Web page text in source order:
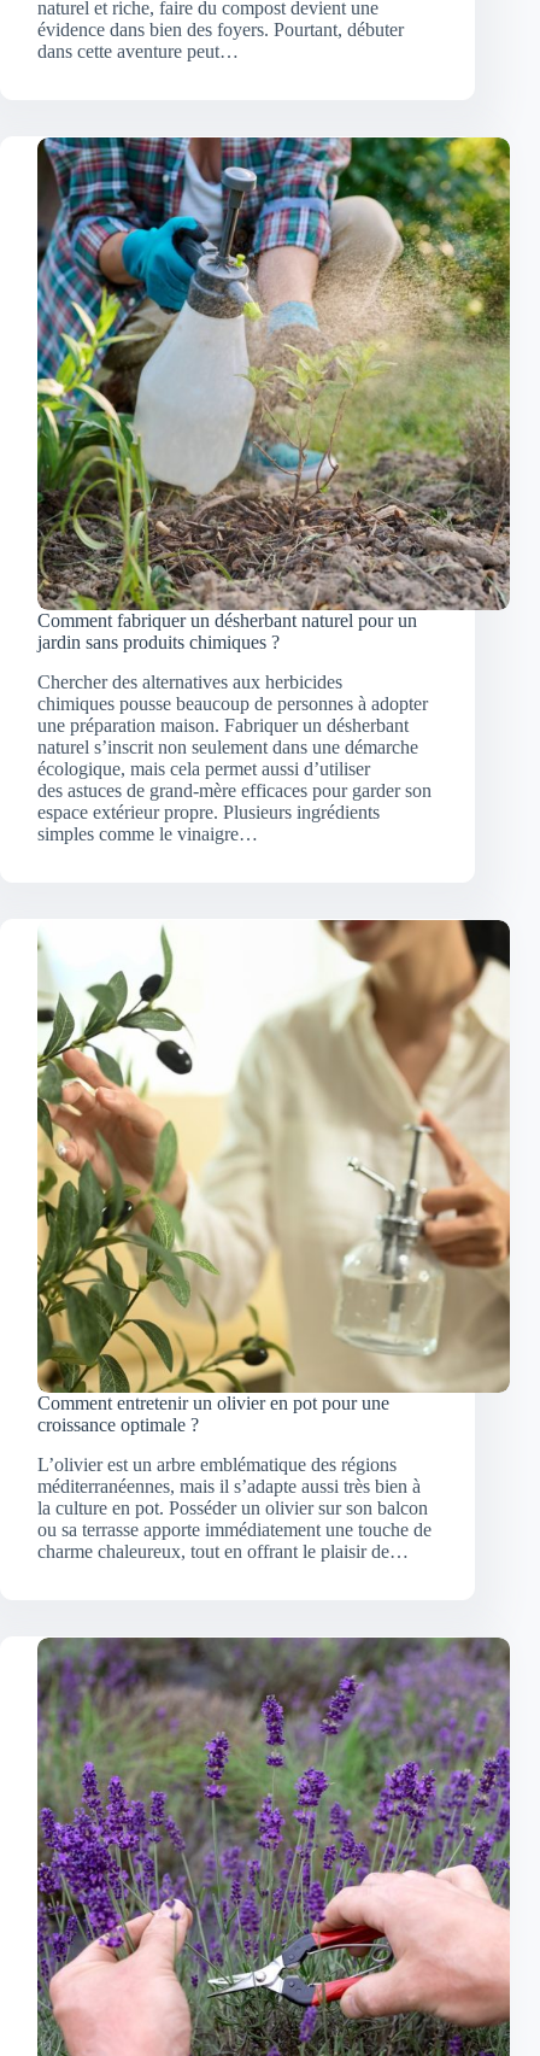
naturel et riche, faire du compost devient une
évidence dans bien des foyers. Pourtant, débuter
dans cette aventure peut…
Comment fabriquer un désherbant naturel pour un
jardin sans produits chimiques ?
Chercher des alternatives aux herbicides
chimiques pousse beaucoup de personnes à adopter
une préparation maison. Fabriquer un désherbant
naturel s’inscrit non seulement dans une démarche
écologique, mais cela permet aussi d’utiliser
des astuces de grand-mère efficaces pour garder son
espace extérieur propre. Plusieurs ingrédients
simples comme le vinaigre…
Comment entretenir un olivier en pot pour une
croissance optimale ?
L’olivier est un arbre emblématique des régions
méditerranéennes, mais il s’adapte aussi très bien à
la culture en pot. Posséder un olivier sur son balcon
ou sa terrasse apporte immédiatement une touche de
charme chaleureux, tout en offrant le plaisir de…